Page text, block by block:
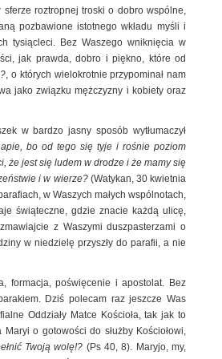
sferze roztropnej troski o dobro wspólne,
pozbawione istotnego wkładu myśli i
tysiącleci. Bez Waszego wniknięcia w
jak prawda, dobro i piękno, które od
, o których wielokrotnie przypominał nam
jako związku mężczyzny i kobiety oraz
w bardzo jasny sposób wytłumaczył
bo od tego się tyje i rośnie poziom
że jest się ludem w drodze i że mamy się
i w wierze? (Watykan, 30 kwietnia
w Waszych małych wspólnotach,
świąteczne, gdzie znacie każdą ulicę,
z Waszymi duszpasterzami o
w niedzielę przyszły do parafii, a nie
formacja, poświęcenie i apostolat. Bez
Dziś polecam raz jeszcze Was
Oddziały Matce Kościoła, tak jak to
o gotowości do służby Kościołowi,
Twoją wolę!? (Ps 40, 8). Maryjo, my,